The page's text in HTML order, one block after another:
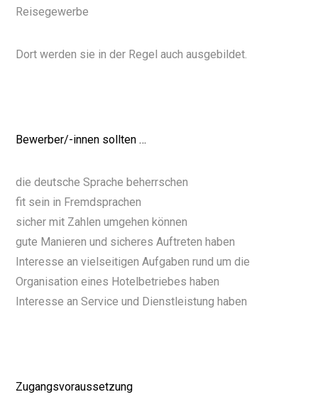
Reisegewerbe
Dort werden sie in der Regel auch ausgebildet.
Bewerber/-innen sollten …
die deutsche Sprache beherrschen
fit sein in Fremdsprachen
sicher mit Zahlen umgehen können
gute Manieren und sicheres Auftreten haben
Interesse an vielseitigen Aufgaben rund um die
Organisation eines Hotelbetriebes haben
Interesse an Service und Dienstleistung haben
Zugangsvoraussetzung